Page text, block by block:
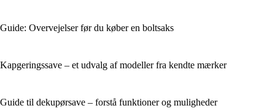
Guide: Overvejelser før du køber en boltsaks
Kapgeringssave – et udvalg af modeller fra kendte mærker
Guide til dekupørsave – forstå funktioner og muligheder